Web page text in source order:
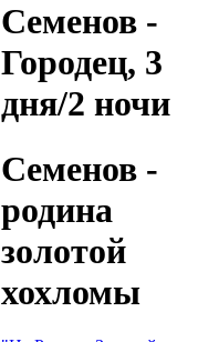
Семенов -
Городец, 3
дня/2 ночи
Семенов -
родина
золотой
хохломы